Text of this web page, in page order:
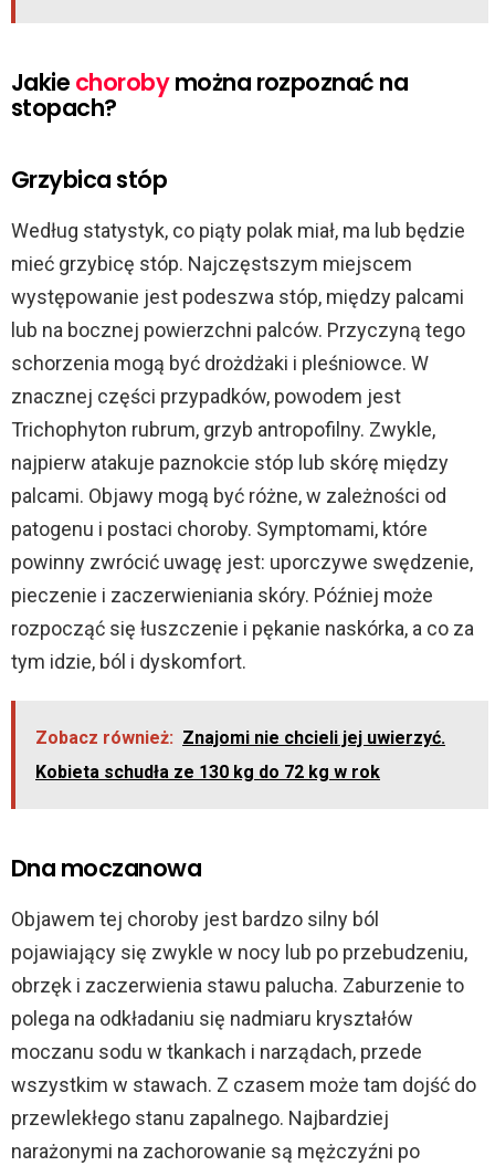
Jakie chorobymożna rozpoznać na
stopach?
Grzybica stóp
Według statystyk, co piąty polak miał, ma lub będzie
mieć grzybicę stóp. Najczęstszym miejscem
występowanie jest podeszwa stóp, między palcami
lub na bocznej powierzchni palców. Przyczyną tego
schorzenia mogą być drożdżaki i pleśniowce. W
znacznej części przypadków, powodem jest
Trichophyton rubrum, grzyb antropofilny. Zwykle,
najpierw atakuje paznokcie stóp lub skórę między
palcami. Objawy mogą być różne, w zależności od
patogenu i postaci choroby. Symptomami, które
powinny zwrócić uwagę jest: uporczywe swędzenie,
pieczenie i zaczerwieniania skóry. Później może
rozpocząć się łuszczenie i pękanie naskórka, a co za
tym idzie, ból i dyskomfort.
Zobacz również: Znajomi nie chcieli jej uwierzyć.
Kobieta schudła ze 130 kg do 72 kg w rok
Dna moczanowa
Objawem tej choroby jest bardzo silny ból
pojawiający się zwykle w nocy lub po przebudzeniu,
obrzęk i zaczerwienia stawu palucha. Zaburzenie to
polega na odkładaniu się nadmiaru kryształów
moczanu sodu w tkankach i narządach, przede
wszystkim w stawach. Z czasem może tam dojść do
przewlekłego stanu zapalnego. Najbardziej
narażonymi na zachorowanie są mężczyźni po